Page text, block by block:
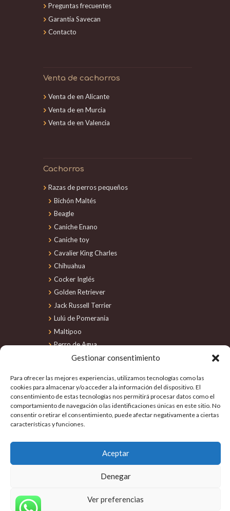
Gestionar consentimiento
Para ofrecer las mejores experiencias, utilizamos tecnologías como las
cookies para almacenar y/o acceder a la información del dispositivo. El
consentimiento de estas tecnologías nos permitirá procesar datos como el
comportamiento de navegación o las identificaciones únicas en este sitio. No
consentir o retirar el consentimiento, puede afectar negativamente a ciertas
características y funciones.
Aceptar
Denegar
Ver preferencias
Preguntas frecuentes
Garantía Savecan
Contacto
Venta de cachorros
Venta de en Alicante
Venta de en Murcia
Venta de en Valencia
Cachorros
Razas de perros pequeños
Bichón Maltés
Beagle
Caniche Enano
Caniche toy
Cavalier King Charles
Chihuahua
Cocker Inglés
Golden Retriever
Jack Russell Terrier
Lulú de Pomerania
Maltipoo
Perro de Agua
Schnauzer Miniatura
Shih Tzu
Teckel
Yorkshire Terrier
© 2026 Todos los derechos
Política de cookies